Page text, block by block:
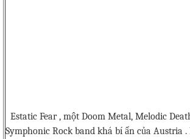
Estatic Fear , một Doom Metal, Melodic
Symphonic Rock band khá bí ẩn của Austria